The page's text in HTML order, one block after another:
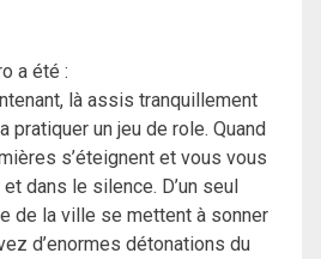
a été :
là assis tranquillement
pratiquer un jeu de role. Quand
s’éteignent et vous vous
dans le silence. D’un seul
de la ville se mettent à sonner
d’enormes détonations du